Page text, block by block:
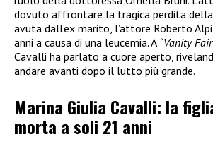
dovuto affrontare la tragica perdita della
avuta dall’ex marito, l’attore Roberto
anni a causa di una leucemia. A “Vanity
Cavalli ha parlato a cuore aperto,
andare avanti dopo il lutto più grande.
Marina Giulia Cavalli: la
morta a soli 21 anni